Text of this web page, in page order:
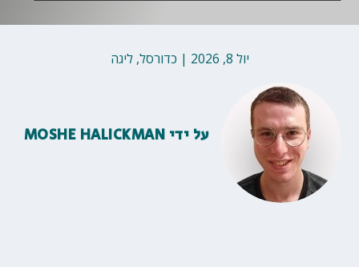
יול 8, 2026 | כדורסל,ליגה
על ידי MOSHE HALICKMAN